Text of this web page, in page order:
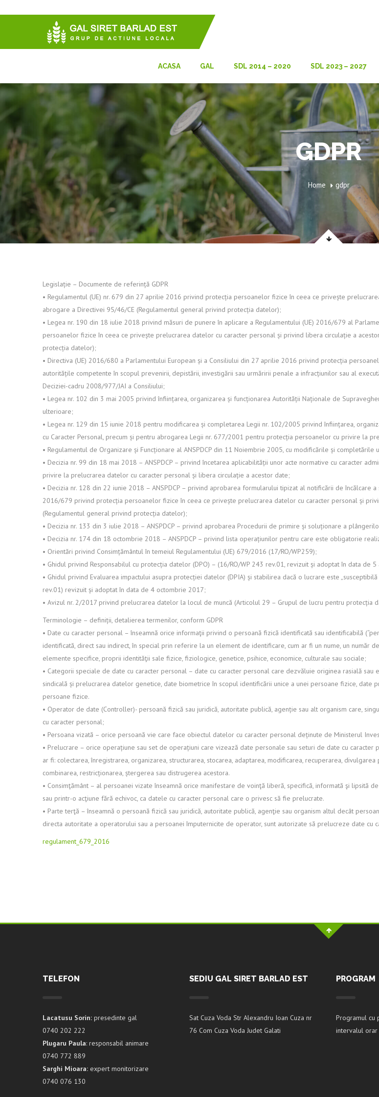
ACASA GAL SDL 2014 – 2020 SDL 2023 – 2027
GDPR
Home gdpr
Legislație – Documente de referință GDPR
• Regulamentul (UE) nr. 679 din 27 aprilie 2016 privind protecția persoanelor fizice în ceea ce privește
abrogare a Directivei 95/46/CE (Regulamentul general privind protecția datelor);
• Legea nr. 190 din 18 iulie 2018 privind măsuri de punere în aplicare a Regulamentului (UE) 2016/679 al
persoanelor fizice în ceea ce privește prelucrarea datelor cu caracter personal și privind libera circulație a
protecția datelor);
• Directiva (UE) 2016/680 a Parlamentului European și a Consiliului din 27 aprilie 2016 privind protecția
autoritățile competente în scopul prevenirii, depistării, investigării sau urmăririi penale a infracțiunilor sau al
Deciziei-cadru 2008/977/JAI a Consiliului;
• Legea nr. 102 din 3 mai 2005 privind înființarea, organizarea și funcționarea Autorității Naționale de
ulterioare;
• Legea nr. 129 din 15 iunie 2018 pentru modificarea și completarea Legii nr. 102/2005 privind înființarea,
cu Caracter Personal, precum și pentru abrogarea Legii nr. 677/2001 pentru protecția persoanelor cu privire la
• Regulamentul de Organizare și Funcționare al ANSPDCP din 11 Noiembrie 2005, cu modificările și completările
• Decizia nr. 99 din 18 mai 2018 – ANSPDCP – privind încetarea aplicabilității unor acte normative cu caracter
privire la prelucrarea datelor cu caracter personal și libera circulație a acestor date;
• Decizia nr. 128 din 22 iunie 2018 – ANSPDCP – privind aprobarea formularului tipizat al notificării de încălcare
2016/679 privind protecția persoanelor fizice în ceea ce privește prelucrarea datelor cu caracter personal și
(Regulamentul general privind protecția datelor);
• Decizia nr. 133 din 3 iulie 2018 – ANSPDCP – privind aprobarea Procedurii de primire și soluționare a
• Decizia nr. 174 din 18 octombrie 2018 – ANSPDCP – privind lista operațiunilor pentru care este obligatorie
• Orientări privind Consimțământul în temeiul Regulamentului (UE) 679/2016 (17/RO/WP259);
• Ghidul privind Responsabilul cu protecția datelor (DPO) – (16/RO/WP 243 rev.01, revizuit și adoptat în data de
• Ghidul privind Evaluarea impactului asupra protecției datelor (DPIA) și stabilirea dacă o lucrare este
rev.01) revizuit și adoptat în data de 4 octombrie 2017;
• Avizul nr. 2/2017 privind prelucrarea datelor la locul de muncă (Articolul 29 – Grupul de lucru pentru protecția
Terminologie – definiții, detalierea termenilor, conform GDPR
• Date cu caracter personal – înseamnă orice informaţii privind o persoană fizică identificată sau identificabilă
identificată, direct sau indirect, în special prin referire la un element de identificare, cum ar fi un nume, un număr
elemente specifice, proprii identităţii sale fizice, fiziologice, genetice, psihice, economice, culturale sau sociale;
• Categorii speciale de date cu caracter personal – date cu caracter personal care dezvăluie originea rasială
sindicală și prelucrarea datelor genetice, date biometrice în scopul identificării unice a unei persoane fizice, date
persoane fizice.
• Operator de date (Controller)- persoană fizică sau juridică, autoritate publică, agenție sau alt organism care,
cu caracter personal;
• Persoana vizată – orice persoană vie care face obiectul datelor cu caracter personal deținute de Ministerul
• Prelucrare – orice operațiune sau set de operațiuni care vizează date personale sau seturi de date cu caracter
ar fi: colectarea, înregistrarea, organizarea, structurarea, stocarea, adaptarea, modificarea, recuperarea,
combinarea, restricționarea, ștergerea sau distrugerea acestora.
• Consimţământ – al persoanei vizate înseamnă orice manifestare de voinţă liberă, specifică, informată şi lipsită
sau printr-o acţiune fără echivoc, ca datele cu caracter personal care o privesc să fie prelucrate.
• Parte terţă – înseamnă o persoană fizică sau juridică, autoritate publică, agenţie sau organism altul decât
directa autoritate a operatorului sau a persoanei împuternicite de operator, sunt autorizate să prelucreze date cu
regulament_679_2016
TELEFON
Lacatusu Sorin: presedinte gal
0740 202 222
Plugaru Paula: responsabil animare
0740 772 889
Sarghi Mioara: expert monitorizare
0740 076 130
SEDIU GAL SIRET BARLAD EST
Sat Cuza Voda Str Alexandru Ioan Cuza nr
76 Com Cuza Voda Judet Galati
PROGRAM
Programul cu
intervalul